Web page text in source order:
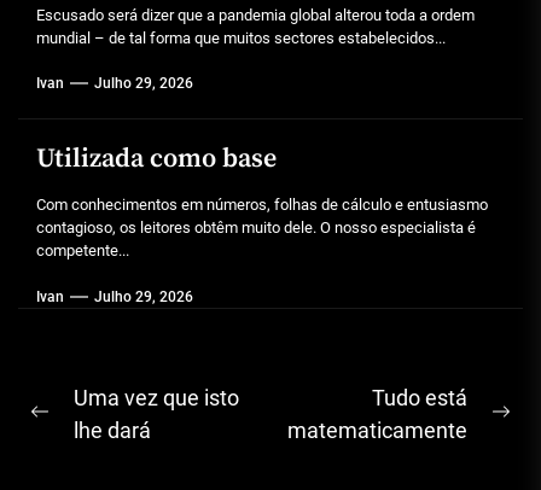
Escusado será dizer que a pandemia global alterou toda a ordem
mundial – de tal forma que muitos sectores estabelecidos...
Ivan Julho 29, 2026
Utilizada como base
Com conhecimentos em números, folhas de cálculo e entusiasmo
contagioso, os leitores obtêm muito dele. O nosso especialista é
competente...
Ivan Julho 29, 2026
Navegação
Previous
Uma vez que isto
lhe dará
Tudo está
matematicamente